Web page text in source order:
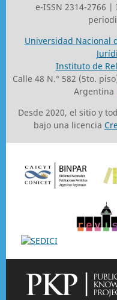
e-ISSN 2314-2766 |
Universidad Nacional
Instituto de
Calle 48 N.° 582 (5to.
Argentina
Desde 2020, el sitio y
bajo una licencia